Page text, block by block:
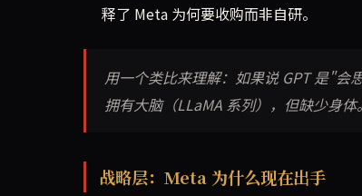
释了 Meta 为何要收购而非自研。
用一个类比来理解：如果说 GPT 是"
拥有大脑（LLaMA 系列），但缺少身体。
战略层：Meta 为什么现在出手